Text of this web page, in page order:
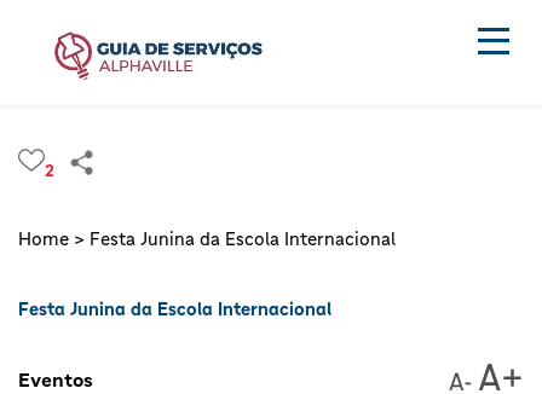
2
Home > Festa Junina da Escola Internacional
Festa Junina da Escola Internacional
Eventos